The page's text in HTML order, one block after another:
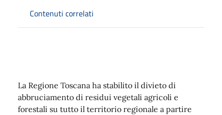
Contenuti correlati
La Regione Toscana ha stabilito il divieto di
abbruciamento di residui vegetali agricoli e
forestali su tutto il territorio regionale a partire